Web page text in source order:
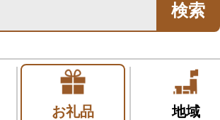
検索
お礼品 地域